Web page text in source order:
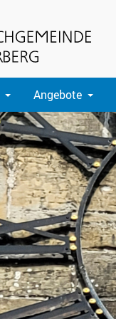
Angebote